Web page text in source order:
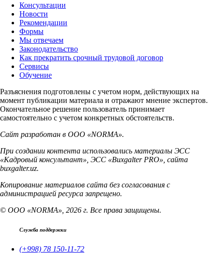
Консультации
Новости
Рекомендации
Формы
Мы отвечаем
Законодательство
Как прекратить срочный трудовой договор
Сервисы
Обучение
Разъяснения подготовлены с учетом норм, действующих на
момент публикации материала и отражают мнение экспертов.
Окончательное решение пользователь принимает
самостоятельно с учетом конкретных обстоятельств.
Сайт разработан в ООО «NORMA».
При создании контента использовались материалы ЭСС
«Кадровый консультант», ЭСС «Buxgalter PRO», сайта
buxgalter.uz.
Копирование материалов сайта без согласования с
администрацией ресурса запрещено.
© ООО «NORMA», 2026 г. Все права защищены.
Служба поддержки
(+998) 78 150-11-72